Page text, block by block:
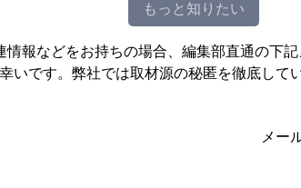
もっと知りたい
情報などをお持ちの場合、編集部直通の下
いです。弊社では取材源の秘匿を徹底してい
メー